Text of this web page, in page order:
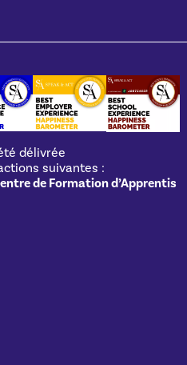
délivrée
suivantes :
de Formation d’Apprentis